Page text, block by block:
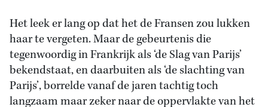
Het leek er lang op dat het de Fransen zou lukken
haar te vergeten. Maar de gebeurtenis die
tegenwoordig in Frankrijk als ‘de Slag van Parijs’
bekendstaat, en daarbuiten als ‘de slachting van
Parijs’, borrelde vanaf de jaren tachtig toch
langzaam maar zeker naar de oppervlakte van het